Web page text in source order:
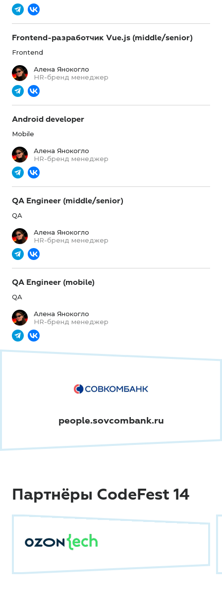
Frontend-разработчик Vue.js (middle/senior)
Frontend
Алена Янокогло
HR-бренд менеджер
Android developer
Mobile
Алена Янокогло
HR-бренд менеджер
QA Engineer (middle/senior)
QA
Алена Янокогло
HR-бренд менеджер
QA Engineer (mobile)
QA
Алена Янокогло
HR-бренд менеджер
people.sovcombank.ru
Партнёры CodeFest 14